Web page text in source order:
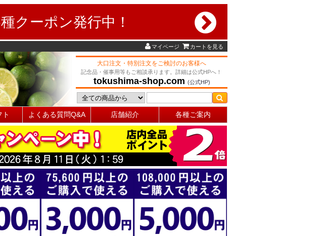
クーポン発行中！
マイページ カートを見る
大口注文・特別注文をご検討のお客様へ
記念品・催事用等もご相談承ります。詳細は公式HPへ！
tokushima-shop.com (公式HP)
よくある質問Q&A 店舗紹介 各種ご案内